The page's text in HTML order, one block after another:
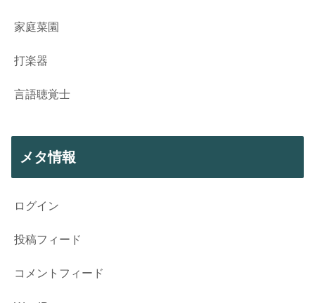
家庭菜園
打楽器
言語聴覚士
メタ情報
ログイン
投稿フィード
コメントフィード